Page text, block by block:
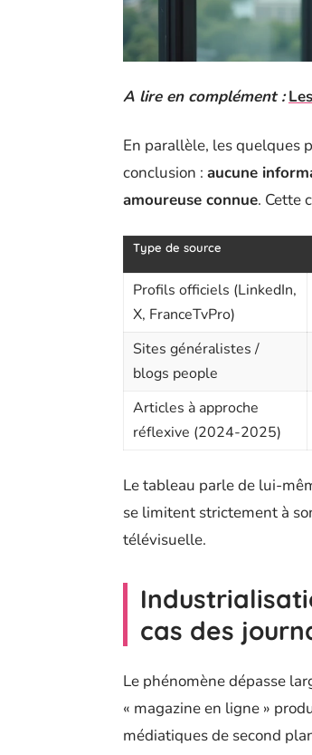
A lire en complément :
En parallèle, les quelques
conclusion : aucune
amoureuse connue. Cette
Type de source
Profils officiels (LinkedIn,
X, FranceTvPro)
Sites généralistes /
blogs people
Articles à approche
réflexive (2024-2025)
Le tableau parle de lui-
se limitent strictement à
télévisuelle.
cas des
Le phénomène dépasse
« magazine en ligne »
médiatiques de second